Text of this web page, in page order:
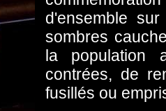
d'ensemble
sombres
la population
contrées, de
fusillés ou